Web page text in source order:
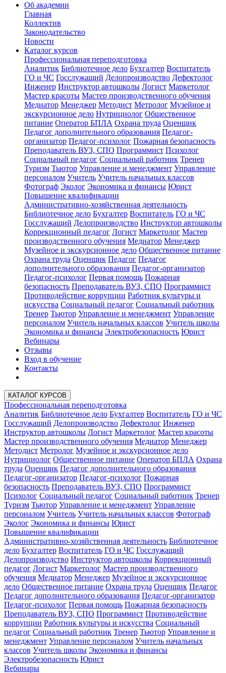
Об академии
Главная
Коллектив
Законодательство
Новости
Каталог курсов
Профессиональная переподготовка
Аналитик Библиотечное дело Бухгалтер Воспитатель
ГО и ЧС Госслужащий Делопроизводство Дефектолог
Инженер Инструктор автошколы Логист Маркетолог
Мастер красоты Мастер производственного обучения
Медиатор Менеджер Методист Метролог Музейное и
экскурсионное дело Нутрициолог Общественное
питание Оператор БПЛА Охрана труда Оценщик
Педагог дополнительного образования Педагог-
организатор Педагог-психолог Пожарная безопасность
Преподаватель ВУЗ, СПО Программист Психолог
Социальный педагог Социальный работник Тренер
Туризм Тьютор Управление и менеджмент Управление
персоналом Учитель Учитель начальных классов
Фотограф Эколог Экономика и финансы Юрист
Повышение квалификации
Административно-хозяйственная деятельность
Библиотечное дело Бухгалтер Воспитатель ГО и ЧС
Госслужащий Делопроизводство Инструктор автошколы
Коррекционный педагог Логист Маркетолог Мастер
производственного обучения Медиатор Менеджер
Музейное и экскурсионное дело Общественное питание
Охрана труда Оценщик Педагог Педагог
дополнительного образования Педагог-организатор
Педагог-психолог Первая помощь Пожарная
безопасность Преподаватель ВУЗ, СПО Программист
Противодействие коррупции Работник культуры и
искусства Социальный педагог Социальный работник
Тренер Тьютор Управление и менеджмент Управление
персоналом Учитель начальных классов Учитель школы
Экономика и финансы Электробезопасность Юрист
Вебинары
Отзывы
Вход в обучение
Контакты
КАТАЛОГ КУРСОВ
Профессиональная переподготовка
Аналитик Библиотечное дело Бухгалтер Воспитатель ГО и ЧС
Госслужащий Делопроизводство Дефектолог Инженер
Инструктор автошколы Логист Маркетолог Мастер красоты
Мастер производственного обучения Медиатор Менеджер
Методист Метролог Музейное и экскурсионное дело
Нутрициолог Общественное питание Оператор БПЛА Охрана
труда Оценщик Педагог дополнительного образования
Педагог-организатор Педагог-психолог Пожарная
безопасность Преподаватель ВУЗ, СПО Программист
Психолог Социальный педагог Социальный работник Тренер
Туризм Тьютор Управление и менеджмент Управление
персоналом Учитель Учитель начальных классов Фотограф
Эколог Экономика и финансы Юрист
Повышение квалификации
Административно-хозяйственная деятельность Библиотечное
дело Бухгалтер Воспитатель ГО и ЧС Госслужащий
Делопроизводство Инструктор автошколы Коррекционный
педагог Логист Маркетолог Мастер производственного
обучения Медиатор Менеджер Музейное и экскурсионное
дело Общественное питание Охрана труда Оценщик Педагог
Педагог дополнительного образования Педагог-организатор
Педагог-психолог Первая помощь Пожарная безопасность
Преподаватель ВУЗ, СПО Программист Противодействие
коррупции Работник культуры и искусства Социальный
педагог Социальный работник Тренер Тьютор Управление и
менеджмент Управление персоналом Учитель начальных
классов Учитель школы Экономика и финансы
Электробезопасность Юрист
Вебинары